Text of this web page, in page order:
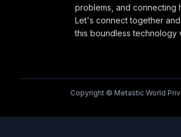
problems, and connecting
Let's connect together
this boundless technology
Copyright © Metastic World